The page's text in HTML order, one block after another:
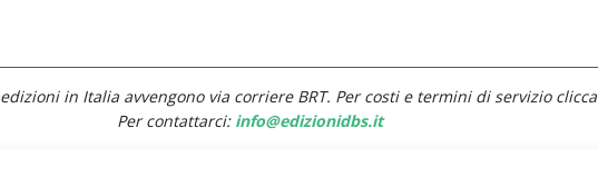
in Italia avvengono via corriere BRT. Per costi e termini di servizio clicca
Per contattarci: info@edizionidbs.it